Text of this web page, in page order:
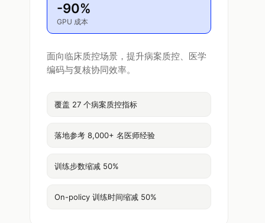
-90%
GPU 成本
面向临床质控场景，提升病案质控、医学
编码与复核协同效率。
覆盖 27 个病案质控指标
落地参考 8,000+ 名医师经验
训练步数缩减 50%
On-policy 训练时间缩减 50%